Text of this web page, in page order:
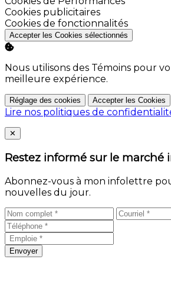
Activer
Cookies publicitaires
Activer
Cookies de fonctionnalités
Accepter les Cookies sélectionnés
Nous utilisons des Témoins pour
meilleure expérience.
Réglage des cookies Accepter les Cookies
Lire nos politiques de
Close
✕
Restez informé sur le marché
Abonnez-vous à mon infolettre
nouvelles du jour.
Envoyer